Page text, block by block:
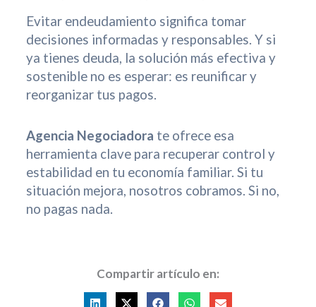
Evitar endeudamiento significa tomar
decisiones informadas y responsables. Y si
ya tienes deuda, la solución más efectiva y
sostenible no es esperar: es reunificar y
reorganizar tus pagos.
Agencia Negociadora te ofrece esa
herramienta clave para recuperar control y
estabilidad en tu economía familiar. Si tu
situación mejora, nosotros cobramos. Si no,
no pagas nada.
Compartir artículo en: